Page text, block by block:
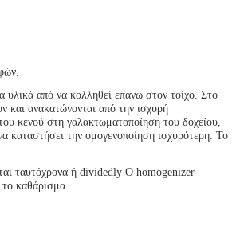
υλικά από να κολληθεί επάνω στον τοίχο. Στο
και ανακατώνονται από την ισχυρή
κενού στη γαλακτωματοποίηση του δοχείου,
καταστήσει την ομογενοποίηση ισχυρότερη. Το
ταυτόχρονα ή dividedly Ο homogenizer
καθάρισμα.